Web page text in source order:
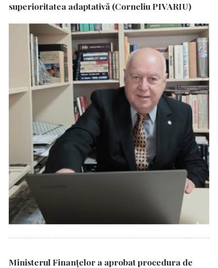
superioritatea adaptativă (Corneliu PIVARIU)
Ministerul Finanțelor a aprobat procedura de